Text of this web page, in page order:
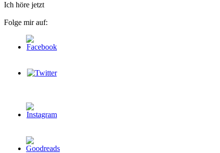
Ich höre jetzt
Folge mir auf: